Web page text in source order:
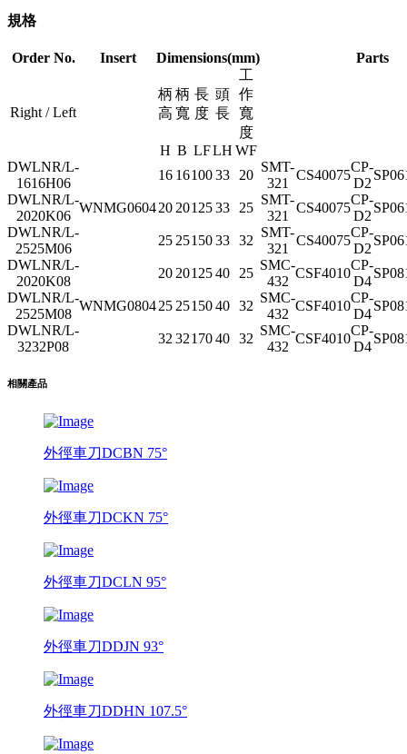
規格
Order No. Insert Dimensions(mm) Parts
Right / Left
柄
高
柄
寬
長
度
頭
長
工
作
寬
度
H B LFLH WF
DWLNR/L-
1616H06
WNMG0604
16 1610033 20
SMT-
321
CS40075
CP-
D2
DWLNR/L-
2020K06
20 2012533 25
SMT-
321
CS40075
CP-
D2
DWLNR/L-
2525M06
25 2515033 32
SMT-
321
CS40075
CP-
D2
DWLNR/L-
2020K08
WNMG0804
20 2012540 25
SMC-
432
CSF4010
CP-
D4
DWLNR/L-
2525M08
25 2515040 32
SMC-
432
CSF4010
CP-
D4
DWLNR/L-
3232P08
32 3217040 32
SMC-
432
CSF4010
CP-
D4
相關產品
外徑車刀DCBN 75°
外徑車刀DCKN 75°
外徑車刀DCLN 95°
外徑車刀DDJN 93°
外徑車刀DDHN 107.5°